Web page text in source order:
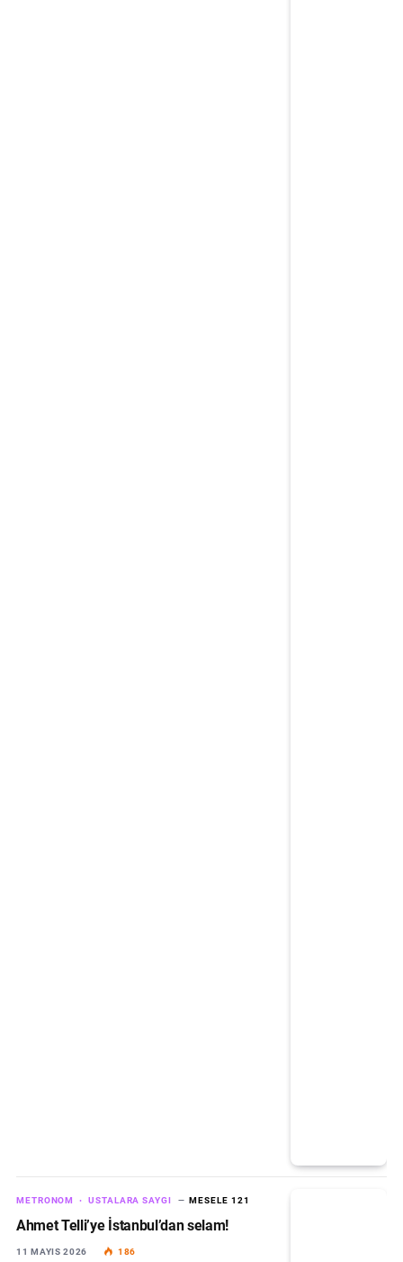
METRONOM USTALARA SAYGI MESELE 121
Ahmet Telli’ye İstanbul’dan selam!
11 MAYIS 2026 186